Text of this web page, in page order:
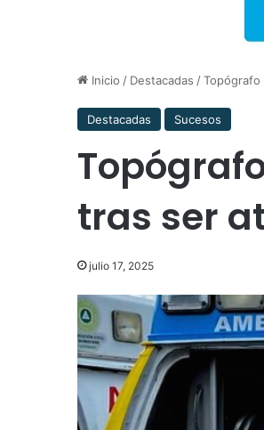
Inicio / Destacadas /Topógrafo
Destacadas Sucesos
tras ser
julio 17, 2025